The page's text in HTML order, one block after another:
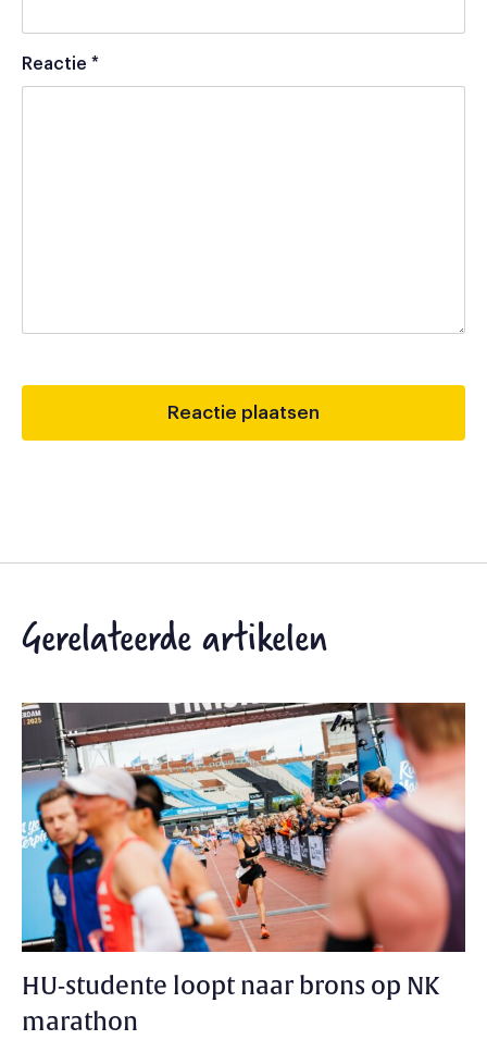
Reactie *
Gerelateerde artikelen
HU-studente loopt naar brons op NK
marathon